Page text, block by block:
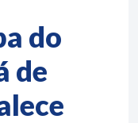
do
de